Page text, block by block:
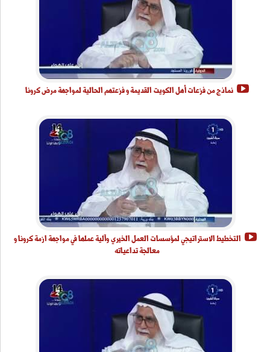
نماذج من فزعات أهل الكويت القديمة و فزعتهم الحالية لمواجهة مرض كرونا
التخطيط الاستراتيجي لمؤسسات العمل الخيري وآلية عملها في مواجهة ازمة كرونا و
معالجة تداعياته